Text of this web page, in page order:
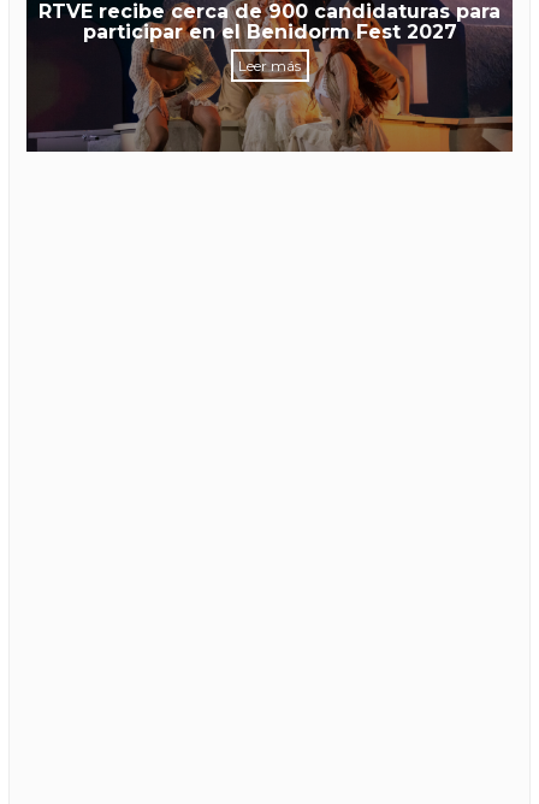
RTVE recibe cerca de 900 candidaturas para
participar en el Benidorm Fest 2027
Leer más